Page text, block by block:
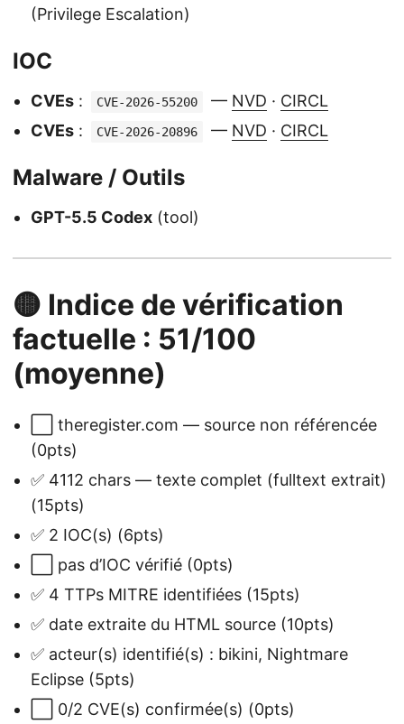
(Privilege Escalation)
IOC
CVEs : CVE-2026-55200 — NVD · CIRCL
CVEs : CVE-2026-20896 — NVD · CIRCL
Malware / Outils
GPT-5.5 Codex (tool)
🟡 Indice de vérification
factuelle : 51/100
(moyenne)
⬜ theregister.com — source non référencée
(0pts)
✅ 4112 chars — texte complet (fulltext extrait)
(15pts)
✅ 2 IOC(s) (6pts)
⬜ pas d’IOC vérifié (0pts)
✅ 4 TTPs MITRE identifiées (15pts)
✅ date extraite du HTML source (10pts)
✅ acteur(s) identifié(s) : bikini, Nightmare
Eclipse (5pts)
⬜ 0/2 CVE(s) confirmée(s) (0pts)